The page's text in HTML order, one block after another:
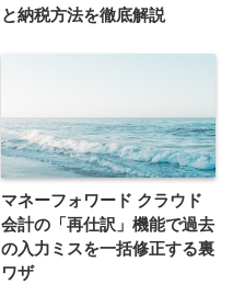
と納税方法を徹底解説
マネーフォワード クラウド
会計の「再仕訳」機能で過去
の入力ミスを一括修正する裏
ワザ